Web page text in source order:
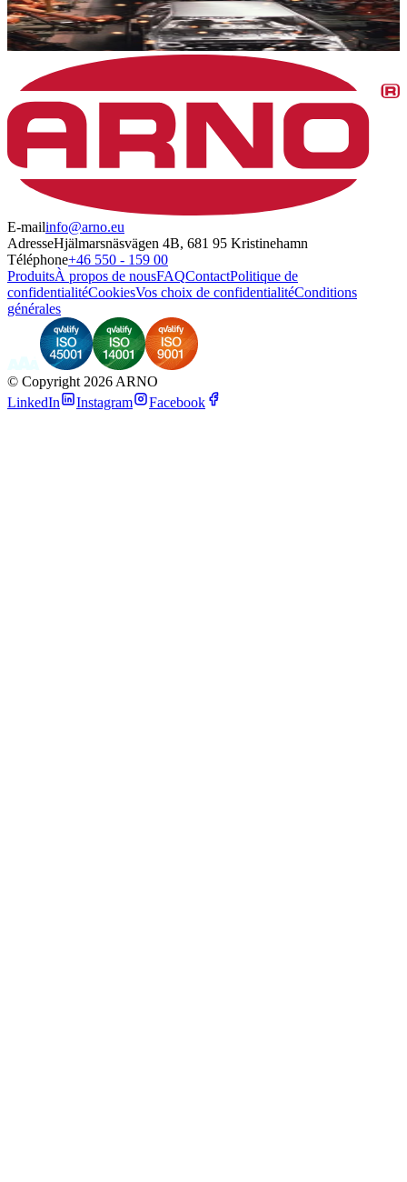
E-mailinfo@arno.eu
AdresseHjälmarsnäsvägen 4B, 681 95 Kristinehamn
Téléphone+46 550 - 159 00
ProduitsÀ propos de nousFAQContactPolitique de
confidentialitéCookiesVos choix de confidentialitéConditions
générales
© Copyright 2026 ARNO
LinkedIn
Instagram Facebook